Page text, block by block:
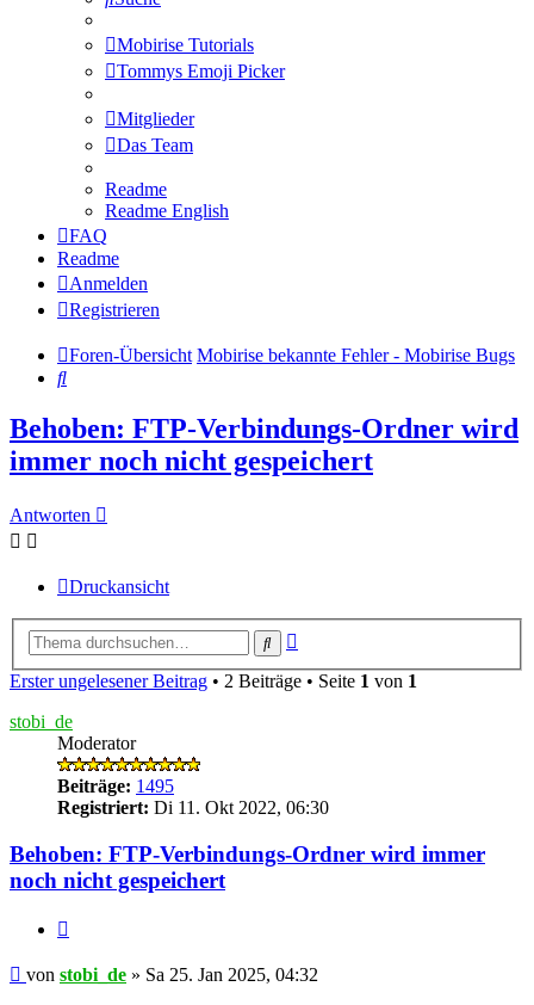
Mobirise Tutorials
Tommys Emoji Picker
Mitglieder
Das Team
Readme
Readme English
FAQ
Readme
Anmelden
Registrieren
Foren-Übersicht Mobirise bekannte Fehler - Mobirise Bugs
Suche
Behoben: FTP-Verbindungs-Ordner wird
immer noch nicht gespeichert
Antworten
Druckansicht
Suche
Erster ungelesener Beitrag • 2 Beiträge • Seite 1 von 1
stobi_de
Moderator
Beiträge: 1495
Registriert: Di 11. Okt 2022, 06:30
Behoben: FTP-Verbindungs-Ordner wird immer
noch nicht gespeichert
Ungelesener
von stobi_de » Sa 25. Jan 2025, 04:32